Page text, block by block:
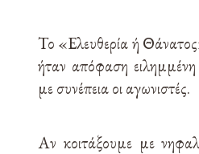
Το «Ελευθερία ή
ήταν απόφαση
με συνέπεια οι αγωνιστές.
Αν κοιτάξουμε με